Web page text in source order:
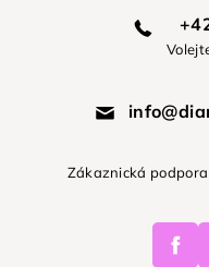
Zákaznická podpora